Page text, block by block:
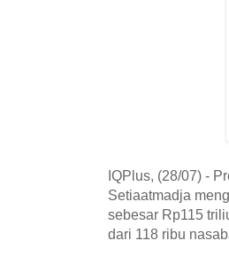
IQPlus, (28/07) -
Setiaatmadja
sebesar Rp115
dari 118 ribu